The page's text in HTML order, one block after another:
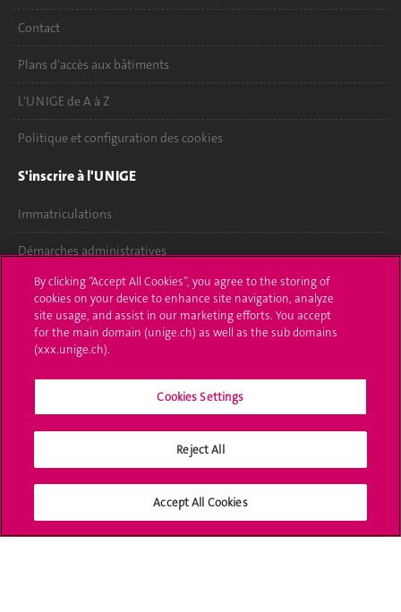
Contact
Plans d'accès aux bâtiments
L'UNIGE de A à Z
Politique et configuration des cookies
S'inscrire à l'UNIGE
Immatriculations
Démarches administratives
Poser une question
L'UNIGE vous informe
Offres d'emploi
Bibliothèque
By clicking “Accept All Cookies”, you agree to the storing of
cookies on your device to enhance site navigation, analyze
site usage, and assist in our marketing efforts. You accept
for the main domain (unige.ch) as well as the sub domains
(xxx.unige.ch).
Cookies Settings
Reject All
Accept All Cookies